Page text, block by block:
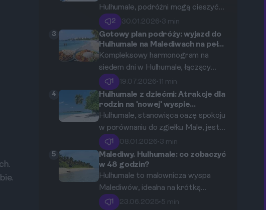
kompleksowym przewodniku
dowiesz się wszystkiego o
transporcie publicznym,
speedboatach i lotach krajowych,
aby Twoja podróż po Malediwach
była tania, sprawna i pełna
niezapomnianych wrażeń.
Hulhumale, podróżni mogą cieszyć
się wyjątkowym doświadczeniem
wakacyjnym dzięki ofercie hoteli all
inclusive. Od luksusowych willi po
znakomite restauracje, hotele na
Hulhumale oferują szeroki wachlarz
usług i udogodnień, które
zaspokajają różnorodne potrzeby
gości. Zrozum, dlaczego formuła all
inclusive może być idealnym
wyborem na Twoje wakacje w
tropikach.
2 30.01.2026•3 min
3
Gotowy plan podróży: wyjazd do
Hulhumale na Malediwach na pełen
tydzień z harmonogramem
uwzględniającym zwiedzanie,
lokalne jedzenie i głęboki
odpoczynek
Kompleksowy harmonogram na
siedem dni w Hulhumale, łączący
zwiedzanie, próbowanie lokalnej
kuchni oraz głęboki relaks.
1 19.07.2026•11 min
4
Hulhumale z dziećmi: Atrakcje dla
rodzin na 'nowej' wyspie
Malediwów
Hulhumale, stanowiąca oazę spokoju
w porównaniu do zgiełku Male, jest
idealnym miejscem na wakacje z
rodziną i dziećmi. Wyspa oferuje
wiele atrakcji, które sprawią, że
wypoczynek z najmłodszymi będzie
nie tylko przyjemny, ale również
bezpieczny.
1 08.01.2026•3 min
5
Malediwy. Hulhumale: co zobaczyć
w 48 godzin?
Hulhumale to malownicza wyspa
Malediwów, idealna na krótką
wizytę. W ciągu 48 godzin masz
1 23.06.2025•5 min